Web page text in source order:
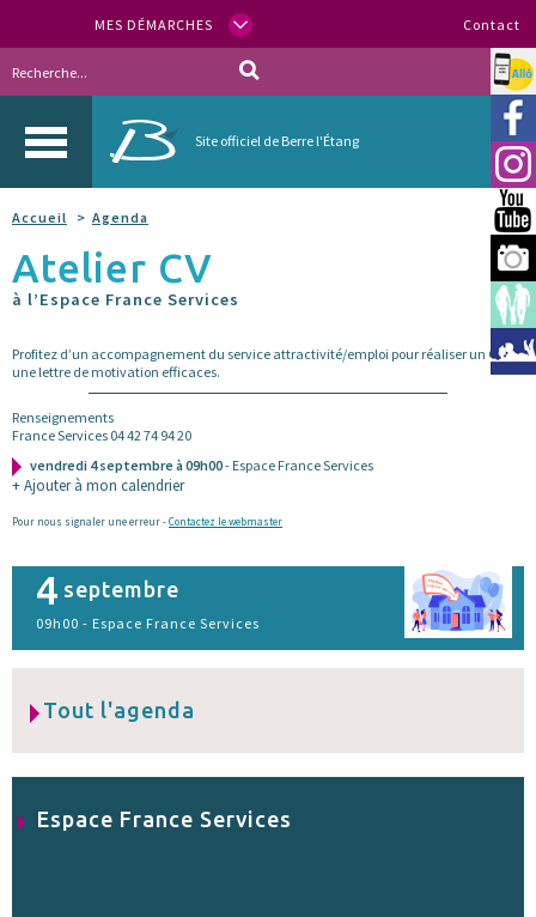
MES DÉMARCHES Contact
Site officiel de Berre l'Étang
Allo
Accueil Agenda
Atelier CV
à l’Espace France Services
Profitez d’un accompagnement du service attractivité/emploi pour réaliser un CV et
une lettre de motivation efficaces.
Renseignements
France Services 04 42 74 94 20
vendredi 4 septembre à 09h00- Espace France Services
+ Ajouter à mon calendrier
Pour nous signaler une erreur -Contactez le webmaster
4 septembre
09h00 - Espace France Services
Tout l'agenda
Espace France Services